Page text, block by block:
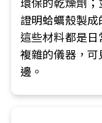
環保的乾燥劑
證明蛤蠣殼製
這些材料都是
複雜的儀器，
邊。